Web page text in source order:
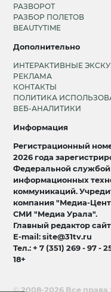
РАЗВОРОТ
РАЗБОР ПОЛЕТОВ
BEAUTYTIME
Дополнительно
ИНТЕРАКТИВНЫЕ
РЕКЛАМА
КОНТАКТЫ
ПОЛИТИКА
ВЕБ-АНАЛИТИКИ
Информация
Регистрационный
2026 года
Федеральной службой
информационных
коммуникаций.
компания "Медиа-
СМИ "Медиа Урала".
Главный редактор
E-mail: site@31tv.ru
Тел.: + 7 (351) 269 - 97 -
18+
© 2008-2026 Все